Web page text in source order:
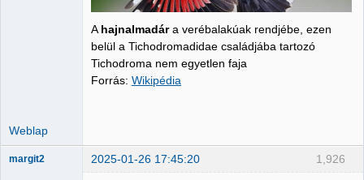
A hajnalmadára verébalakúak rendjébe, ezen
belül a Tichodromadidae családjába tartozó
Tichodroma nem egyetlen faja
Forrás: Wikipédia
Weblap
1,926
margit2 2025-01-26 17:45:20